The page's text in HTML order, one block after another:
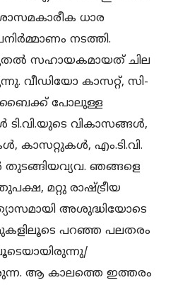
ധാര
നടത്തി.
സഹായകമായത് ചില
വീഡിയോ കാസറ്റ്, സി-
ബൈക്ക് പോലുള്ള
വികാസങ്ങൾ,
കാസറ്റുകൾ, എം.ടി.വി.
ഞങ്ങളെ
മറ്റു രാഷ്ട്രീയ
അശുദ്ധിയോടെ
പറഞ്ഞ പലതരം
ആ കാലത്തെ ഇത്തരം